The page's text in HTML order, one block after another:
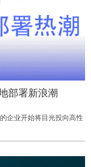
部署新浪潮
企业开始将目光投向高性